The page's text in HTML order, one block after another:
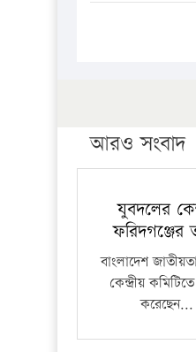
আরও সংবাদ
যুবদলের
ফরিদগঞ্জের
বাংলাদেশ
কেন্দ্রীয়
করেছেন...